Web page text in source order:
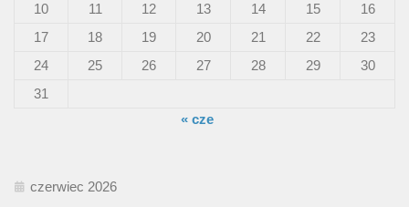
10
11 12 13 14 15
16
17
18 19 20 21 22
23
24
25 26 27 28 29
30
31
« cze
czerwiec 2026